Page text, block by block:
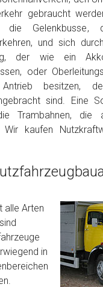
gebraucht
die Gelenkbusse,
und sich
der wie ein
oder
Antrieb besitzen,
sind. Eine
Trambahnen, die
Wir kaufen
alle Arten
in